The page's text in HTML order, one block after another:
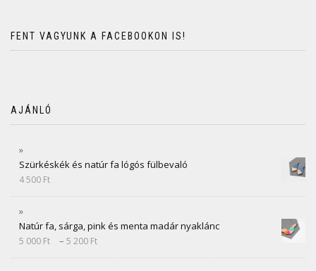
FENT VAGYUNK A FACEBOOKON IS!
AJÁNLÓ
Szürkéskék és natúr fa lógós fülbevaló
4 500 Ft
Natúr fa, sárga, pink és menta madár nyaklánc
5 000 Ft – 5 200 Ft